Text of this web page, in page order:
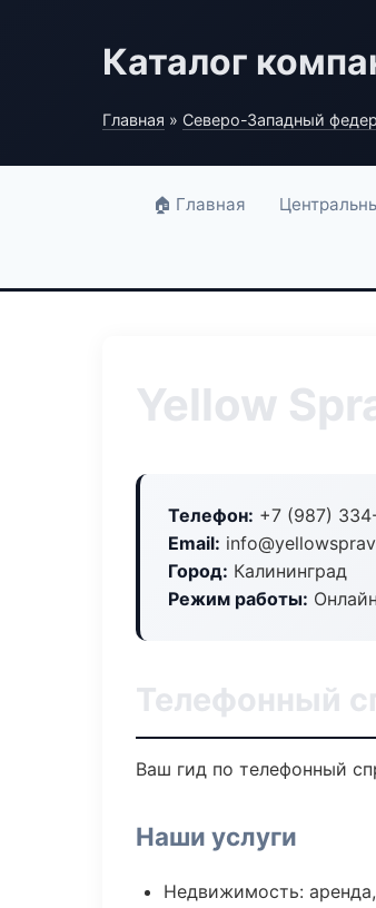
Каталог
Главная » Северо-Западный
🏠 Главная
Yellow
Телефон: +7 (987)
Email:
Город: Калининград
Режим работы:
Телефонный
Ваш гид по телефонный
Наши услуги
Недвижимость: